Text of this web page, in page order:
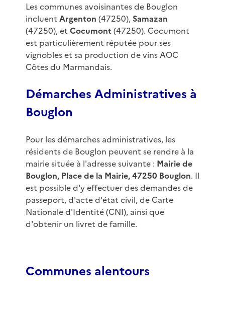
Les communes avoisinantes de Bouglon
incluent Argenton (47250), Samazan
(47250), et Cocumont(47250). Cocumont
est particulièrement réputée pour ses
vignobles et sa production de vins AOC
Côtes du Marmandais.
Démarches Administratives à
Bouglon
Pour les démarches administratives, les
résidents de Bouglon peuvent se rendre à la
mairie située à l'adresse suivante : Mairie de
Bouglon, Place de la Mairie, 47250 Bouglon. Il
est possible d'y effectuer des demandes de
passeport, d'acte d'état civil, de Carte
Nationale d'Identité (CNI), ainsi que
d'obtenir un livret de famille.
Communes alentours